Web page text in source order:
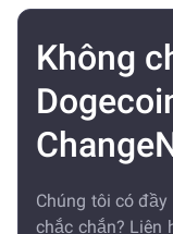
Không
Chúng tôi có
chắc chắn? Liên